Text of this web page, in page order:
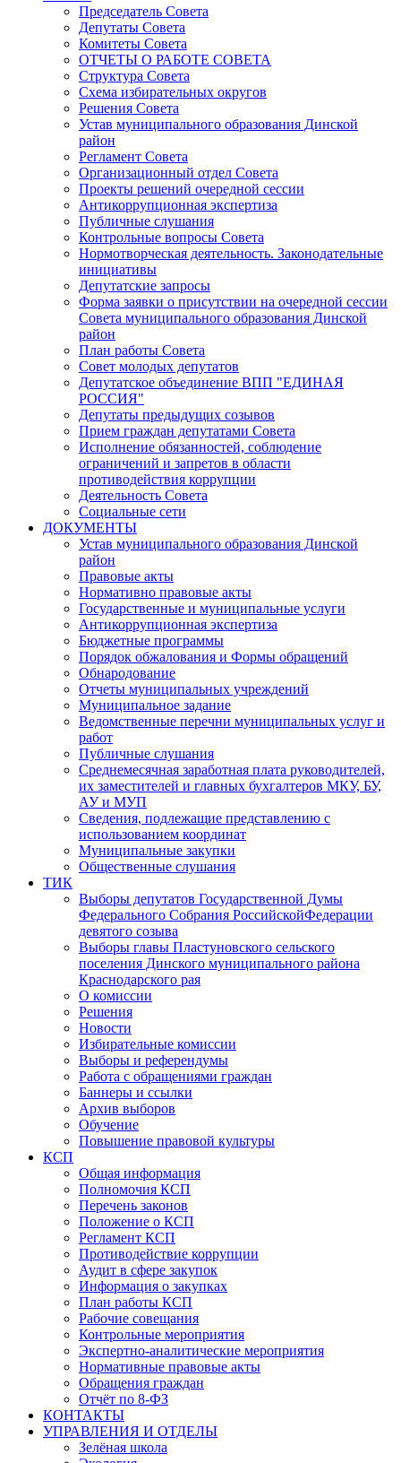
Председатель Совета
Депутаты Совета
Комитеты Совета
ОТЧЕТЫ О РАБОТЕ СОВЕТА
Структура Совета
Схема избирательных округов
Решения Совета
Устав муниципального образования Динской
район
Регламент Совета
Организационный отдел Совета
Проекты решений очередной сессии
Антикоррупционная экспертиза
Публичные слушания
Контрольные вопросы Совета
Нормотворческая деятельность. Законодательные
инициативы
Депутатские запросы
Форма заявки о присутствии на очередной сессии
Совета муниципального образования Динской
район
План работы Совета
Совет молодых депутатов
Депутатское объединение ВПП "ЕДИНАЯ
РОССИЯ"
Депутаты предыдущих созывов
Прием граждан депутатами Совета
Исполнение обязанностей, соблюдение
ограничений и запретов в области
противодействия коррупции
Деятельность Совета
Социальные сети
ДОКУМЕНТЫ
Устав муниципального образования Динской
район
Правовые акты
Нормативно правовые акты
Государственные и муниципальные услуги
Антикоррупционная экспертиза
Бюджетные программы
Порядок обжалования и Формы обращений
Обнародование
Отчеты муниципальных учреждений
Муниципальное задание
Ведомственные перечни муниципальных услуг и
работ
Публичные слушания
Среднемесячная заработная плата руководителей,
их заместителей и главных бухгалтеров МКУ, БУ,
АУ и МУП
Сведения, подлежащие представлению с
использованием координат
Муниципальные закупки
Общественные слушания
ТИК
Выборы депутатов Государственной Думы
Федерального Собрания РоссийскойФедерации
девятого созыва
Выборы главы Пластуновского сельского
поселения Динского муниципального района
Краснодарского рая
О комиссии
Решения
Новости
Избирательные комиссии
Выборы и референдумы
Работа с обращениями граждан
Баннеры и ссылки
Архив выборов
Обучение
Повышение правовой культуры
КСП
Общая информация
Полномочия КСП
Перечень законов
Положение о КСП
Регламент КСП
Противодействие коррупции
Аудит в сфере закупок
Информация о закупках
План работы КСП
Рабочие совещания
Контрольные мероприятия
Экспертно-аналитические мероприятия
Нормативные правовые акты
Обращения граждан
Отчёт по 8-ФЗ
КОНТАКТЫ
УПРАВЛЕНИЯ И ОТДЕЛЫ
Зелёная школа